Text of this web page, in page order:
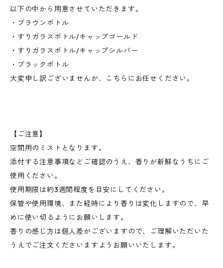
以下の中から用意させていただきます。
・ブラウンボトル
・すりガラスボトル/キャップゴールド
・すりガラスボトル/キャップシルバー
・ブラックボトル
大変申し訳ございませんが、こちらにお任せください。
【ご注意】
空間用のミストとなります。
添付する注意事項などご確認のうえ、香りが新鮮なうちにご
使用ください。
使用期限は約3週間程度を目安にしてください。
保管や使用環境、また経時により香りは変化しますので、早
めに使い切るようにお願いします。
香りの感じ方は個人差がございますので、ご理解いただいた
うえでご注文くださいますようお願いいたします。